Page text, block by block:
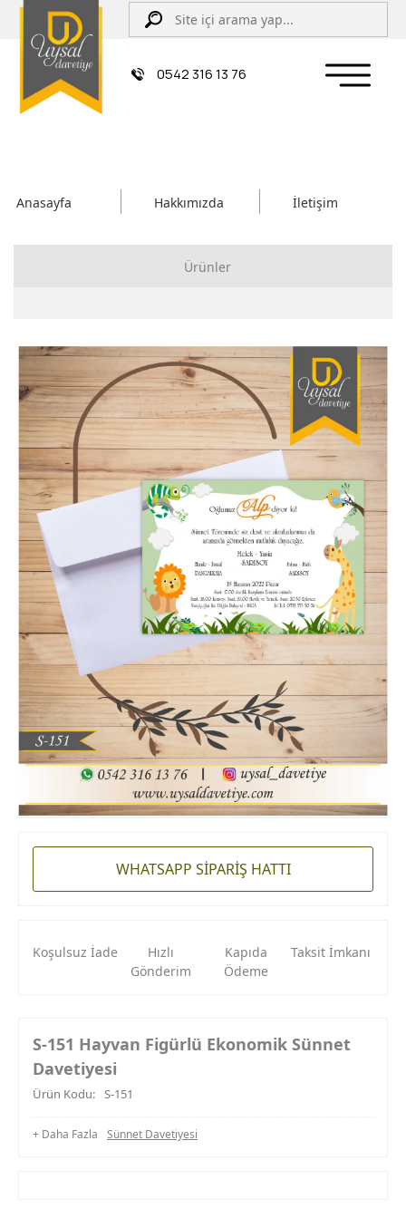
Ürünler
Zarflı Davetiye
Sünnet Davetiyesi
Hatim Davetiyesi
WHATSAPP SİPARİŞ HATTI
Koşulsuz İade
Hızlı
Gönderim
Kapıda
Ödeme
Taksit İmkanı
S-151 Hayvan Figürlü Ekonomik Sünnet
Davetiyesi
Ürün Kodu: S-151
+ Daha Fazla Sünnet Davetiyesi
Anasayfa Hakkımızda İletişim
0542 316 13 76